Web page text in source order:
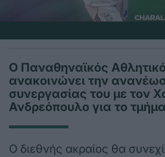
Ο Παναθηναϊκός
ανακοινώνει την
συνεργασίας του με τον
Ανδρεόπουλο για το
Ο διεθνής ακραίος θα